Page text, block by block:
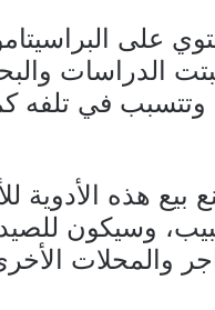
على
الدراسات
وتتسبب في تلفه
جانفي 2020 سيمنع بيع
وسيكون
والمحلات